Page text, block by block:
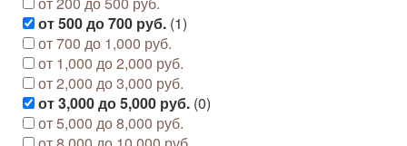
от 500 до 700 руб. (1)
от 700 до 1,000 руб.
от 1,000 до 2,000 руб.
от 2,000 до 3,000 руб.
от 3,000 до 5,000 руб. (0)
от 5,000 до 8,000 руб.